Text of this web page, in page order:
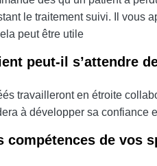
le traitement suivi. Il vous
peut être utile
peut-il s’attendre
travailleront en étroite
à développer sa confiance
compétences de vos